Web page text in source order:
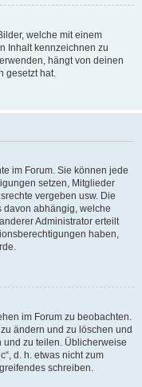
welche mit einem
Inhalt kennzeichnen zu
hängt von deinen
gesetzt hat.
im Forum. Sie können jede
setzen, Mitglieder
vergeben usw. Die
davon abhängig, welche
Administrator erteilt
haben,
im Forum zu beobachten.
ändern und zu löschen und
und zu teilen. Üblicherweise
d. h. etwas nicht zum
schreiben.